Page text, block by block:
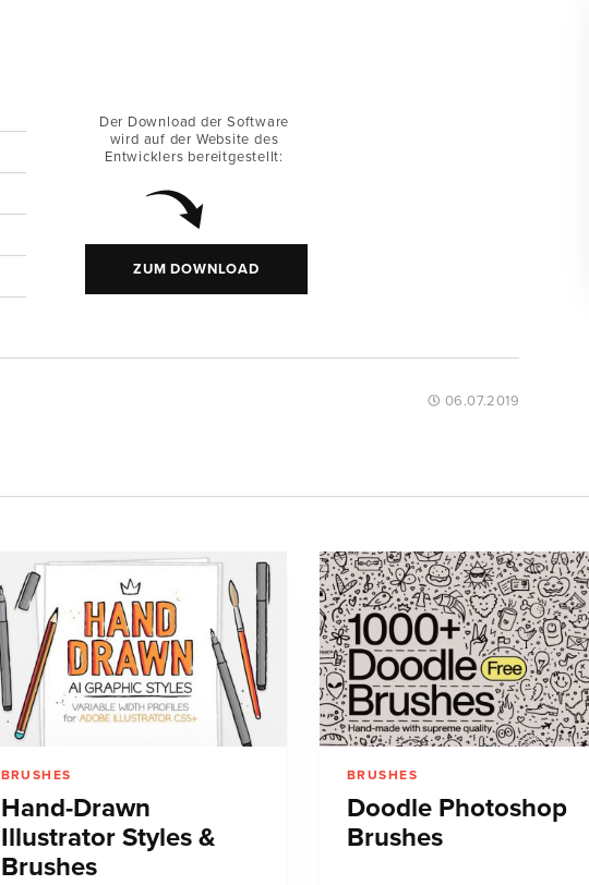
Der Download der Software
wird auf der Website des
Entwicklers bereitgestellt:
ZUM DOWNLOAD
06.07.2019
BRUSHES
Hand-Drawn
Illustrator Styles &
Brushes
BRUSHES
Doodle Photoshop
Brushes